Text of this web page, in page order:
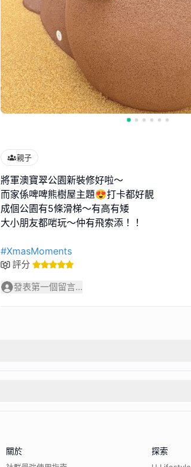
親子
將軍澳寶翠公園新裝修好啦～
而家係啤啤熊樹屋主題😍打卡都好靚
成個公園有5條滑梯～有高有矮
大小朋友都啱玩～仲有飛索添！！
#XmasMoments
評分
發表第一個留言...
關於 探索